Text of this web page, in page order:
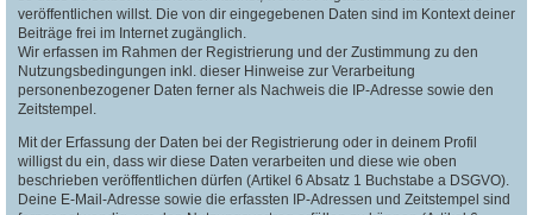
veröffentlichen willst. Die von dir eingegebenen Daten sind im Kontext deiner
Beiträge frei im Internet zugänglich.
Wir erfassen im Rahmen der Registrierung und der Zustimmung zu den
Nutzungsbedingungen inkl. dieser Hinweise zur Verarbeitung
personenbezogener Daten ferner als Nachweis die IP-Adresse sowie den
Zeitstempel.
Mit der Erfassung der Daten bei der Registrierung oder in deinem Profil
willigst du ein, dass wir diese Daten verarbeiten und diese wie oben
beschrieben veröffentlichen dürfen (Artikel 6 Absatz 1 Buchstabe a DSGVO).
Deine E-Mail-Adresse sowie die erfassten IP-Adressen und Zeitstempel sind